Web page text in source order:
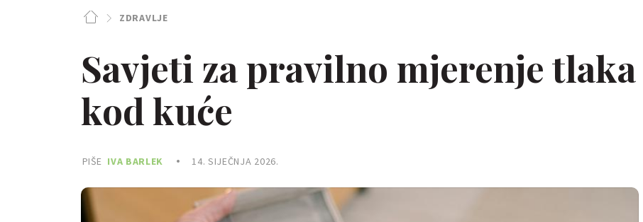
ZDRAVLJE
Savjeti za pravilno mjerenje tlaka
kod kuće
PIŠE IVA BARLEK 14. SIJEČNJA 2026.